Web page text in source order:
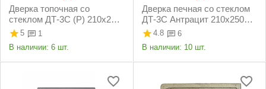
Дверка топочная со
стеклом ДТ-3С (Р) 210х250
мм5
1
В наличии: 6 шт.
Дверка печная со стеклом
ДТ-3С Антрацит 210х250
мм4.8
6
В наличии: 10 шт.